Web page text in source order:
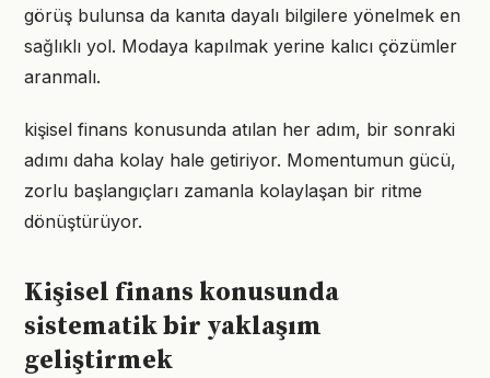
görüş bulunsa da kanıta dayalı bilgilere yönelmek en
sağlıklı yol. Modaya kapılmak yerine kalıcı çözümler
aranmalı.
kişisel finans konusunda atılan her adım, bir sonraki
adımı daha kolay hale getiriyor. Momentumun gücü,
zorlu başlangıçları zamanla kolaylaşan bir ritme
dönüştürüyor.
Kişisel finans konusunda
sistematik bir yaklaşım
geliştirmek